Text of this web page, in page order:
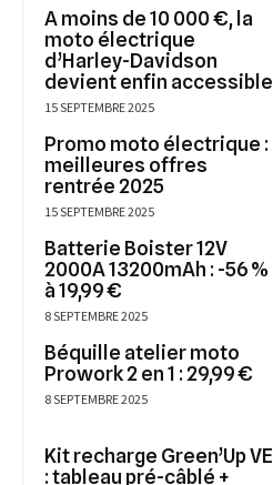
A moins de 10 000 €, la
moto électrique
d’Harley-Davidson
devient enfin accessible
15 SEPTEMBRE 2025
Promo moto électrique :
meilleures offres
rentrée 2025
15 SEPTEMBRE 2025
Batterie Boister 12V
2000A 13200mAh : -56 %
à 19,99 €
8 SEPTEMBRE 2025
Béquille atelier moto
Prowork 2 en 1 : 29,99 €
8 SEPTEMBRE 2025
Kit recharge Green’Up VE
: tableau pré-câblé +